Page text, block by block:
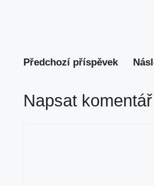
Předchozí příspěvek
Napsat komentář